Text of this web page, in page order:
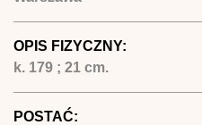
OPIS FIZYCZNY:
k. 179 ; 21 cm.
POSTAĆ: